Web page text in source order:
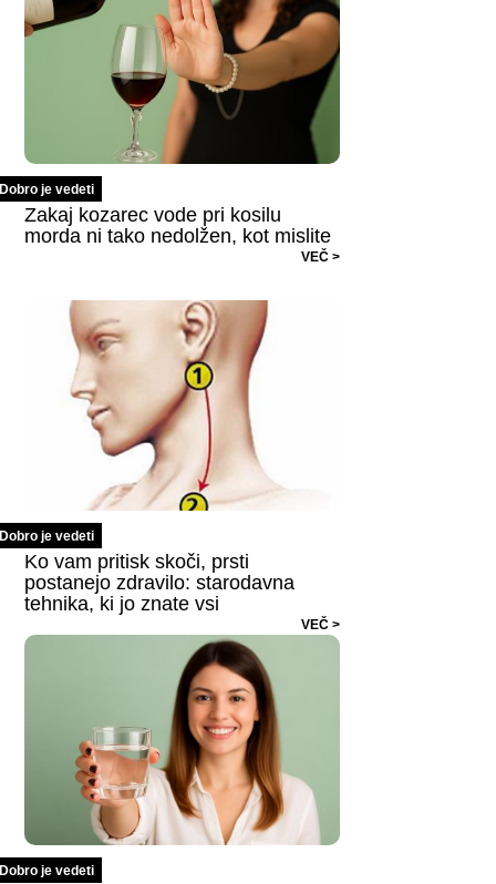
Dobro je vedeti
Zakaj kozarec vode pri kosilu
morda ni tako nedolžen, kot mislite
VEČ >
Dobro je vedeti
Ko vam pritisk skoči, prsti
postanejo zdravilo: starodavna
tehnika, ki jo znate vsi
VEČ >
Dobro je vedeti